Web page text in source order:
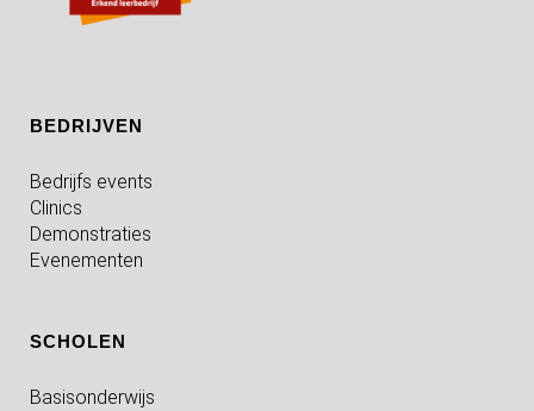
BEDRIJVEN
Bedrijfs events
Clinics
Demonstraties
Evenementen
SCHOLEN
Basisonderwijs